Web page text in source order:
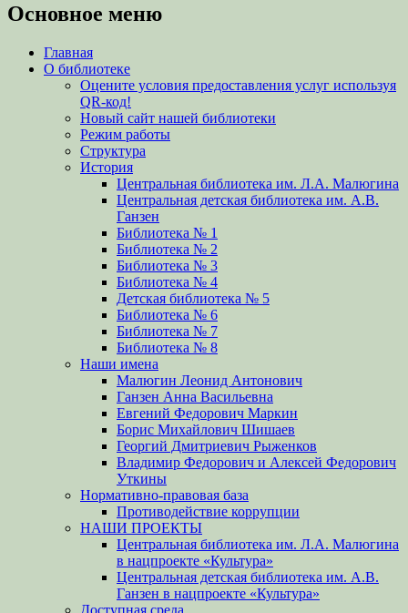
Основное меню
Перейти
содержимому
Главная
О библиотеке
Оцените условия предоставления услуг используя
QR-код!
Новый сайт нашей библиотеки
Режим работы
Структура
История
Центральная библиотека им. Л.А. Малюгина
Центральная детская библиотека им. А.В.
Ганзен
Библиотека № 1
Библиотека № 2
Библиотека № 3
Библиотека № 4
Детская библиотека № 5
Библиотека № 6
Библиотека № 7
Библиотека № 8
Наши имена
Малюгин Леонид Антонович
Ганзен Анна Васильевна
Евгений Федорович Маркин
Борис Михайлович Шишаев
Георгий Дмитриевич Рыженков
Владимир Федорович и Алексей Федорович
Уткины
Нормативно-правовая база
Противодействие коррупции
НАШИ ПРОЕКТЫ
Центральная библиотека им. Л.А. Малюгина
в нацпроекте «Культура»
Центральная детская библиотека им. А.В.
Ганзен в нацпроекте «Культура»
Доступная среда